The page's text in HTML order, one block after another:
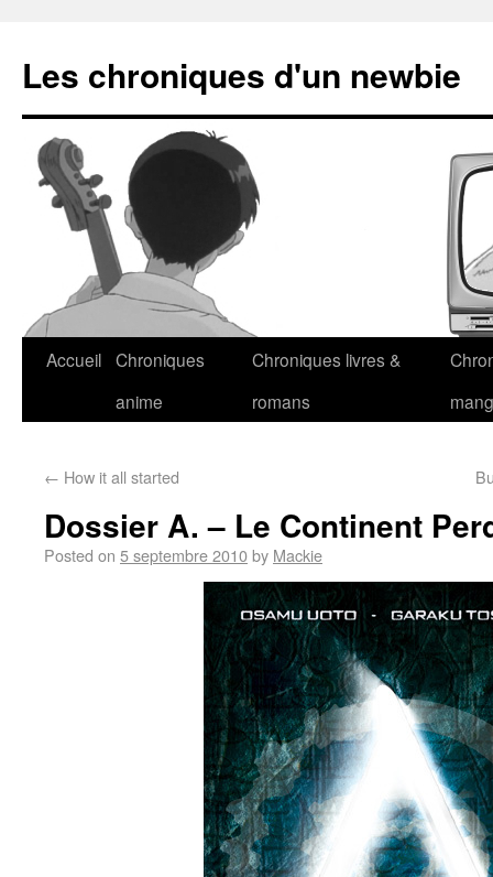
Les chroniques d'un newbie
Accueil Chroniques
anime
Chroniques livres &
romans
← How it all started
Dossier A. – Le Continent
Posted on 5 septembre 2010by Mackie